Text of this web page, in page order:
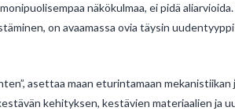
näkökulmaa, ei pidä
on avaamassa ovia täysin
asettaa maan eturintamaan mekanistiikan
kehityksen, kestävien materiaalien ja